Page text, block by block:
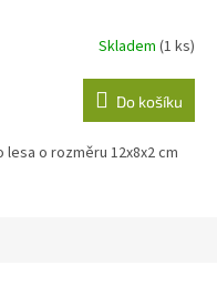
Skladem (1 ks)
Do košíku
o rozměru 12x8x2 cm